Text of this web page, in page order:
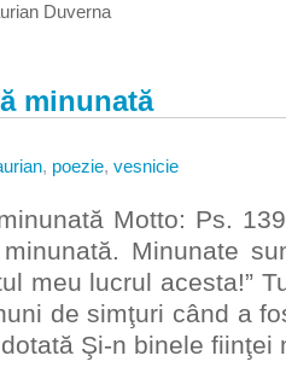
Duverna
minunată
, poezie, vesnicie
Motto: Ps.
Minunate
meu lucrul acesta!”
de simţuri când a
Şi-n binele